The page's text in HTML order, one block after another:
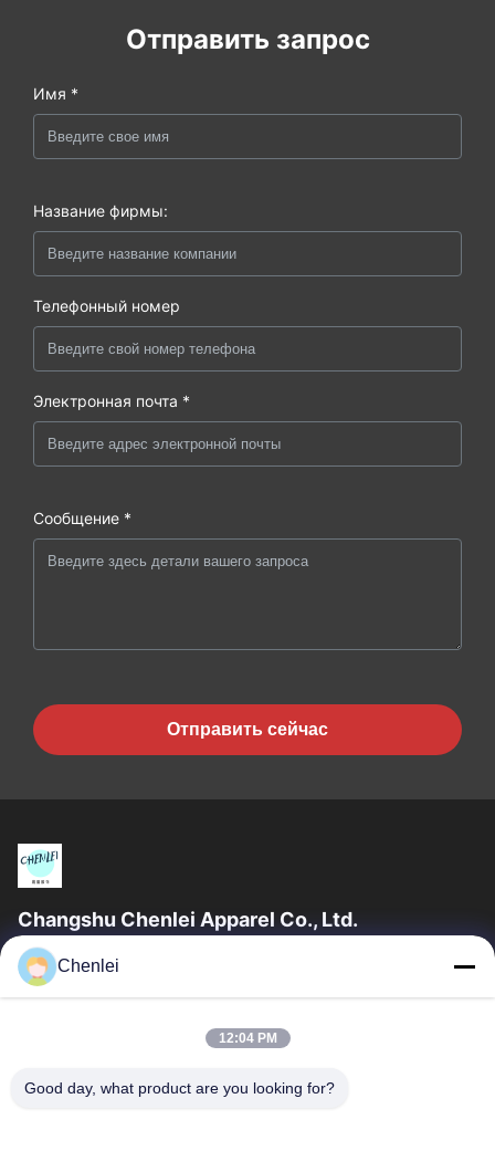
Отправить запрос
Имя *
Название фирмы:
Телефонный номер
Электронная почта *
Сообщение *
Отправить сейчас
Changshu Chenlei Apparel Co., Ltd.
CHANGSHU CHENLEI APPAREL CO., LTD. Наш завод был
основан в 2011 году, расположен в городе Сучжоу,
Главная Страница
Продукция
Chenlei
12:04 PM
Good day, what product are you looking for?